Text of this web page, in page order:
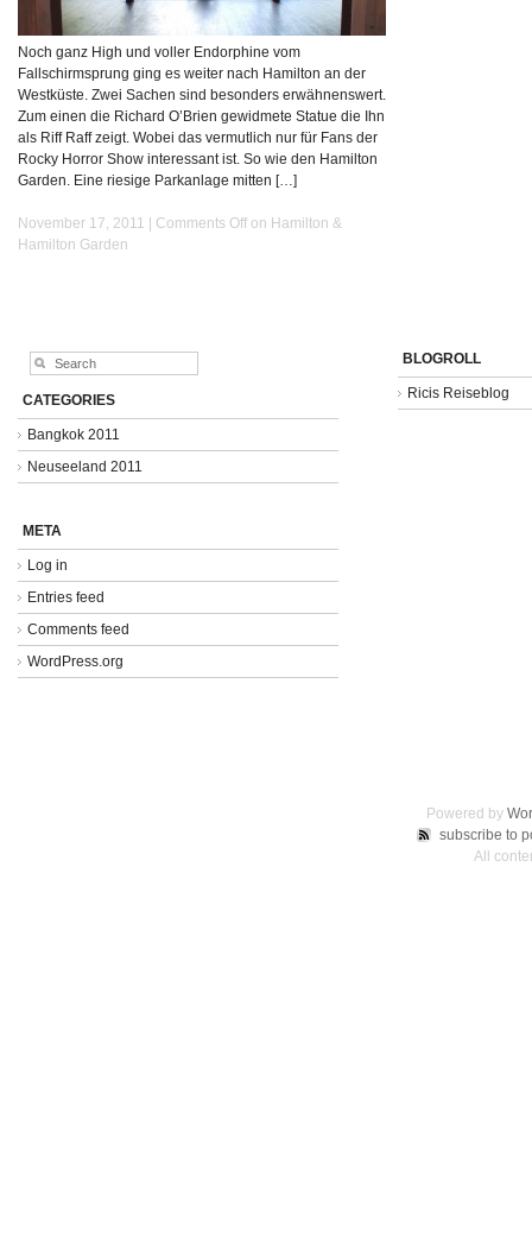
Noch ganz High und voller Endorphine vom
Fallschirmsprung ging es weiter nach Hamilton an der
Westküste. Zwei Sachen sind besonders erwähnenswert.
Zum einen die Richard O’Brien gewidmete Statue die Ihn
als Riff Raff zeigt. Wobei das vermutlich nur für Fans der
Rocky Horror Show interessant ist. So wie den Hamilton
Garden. Eine riesige Parkanlage mitten […]
November 17, 2011 | Comments Off on Hamilton &
Hamilton Garden
CATEGORIES
Bangkok 2011
Neuseeland 2011
META
Log in
Entries feed
Comments feed
WordPress.org
BLOGROLL
Ricis Reiseblog
Powered by
subscribe to
All